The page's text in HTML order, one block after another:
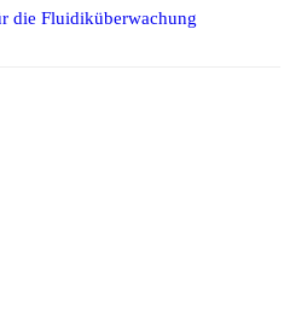
die Fluidiküberwachung